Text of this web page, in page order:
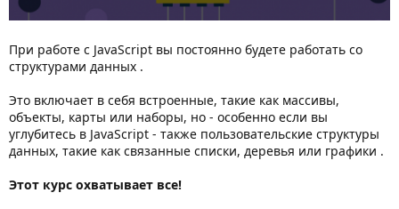
При работе с JavaScript вы постоянно будете работать со
структурами данных .
Это включает в себя встроенные, такие как массивы,
объекты, карты или наборы, но - особенно если вы
углубитесь в JavaScript - также пользовательские структуры
данных, такие как связанные списки, деревья или графики .
Этот курс охватывает все!